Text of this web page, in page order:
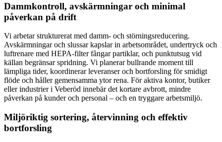
Dammkontroll, avskärmningar och minimal
påverkan på drift
Vi arbetar strukturerat med damm- och störningsreducering.
Avskärmningar och slussar kapslar in arbetsområdet, undertryck och
luftrenare med HEPA-filter fångar partiklar, och punktutsug vid
källan begränsar spridning. Vi planerar bullrande moment till
lämpliga tider, koordinerar leveranser och bortforsling för smidigt
flöde och håller gemensamma ytor rena. För aktiva kontor, butiker
eller industrier i Veberöd innebär det kortare avbrott, mindre
påverkan på kunder och personal – och en tryggare arbetsmiljö.
Miljöriktig sortering, återvinning och effektiv
bortforsling